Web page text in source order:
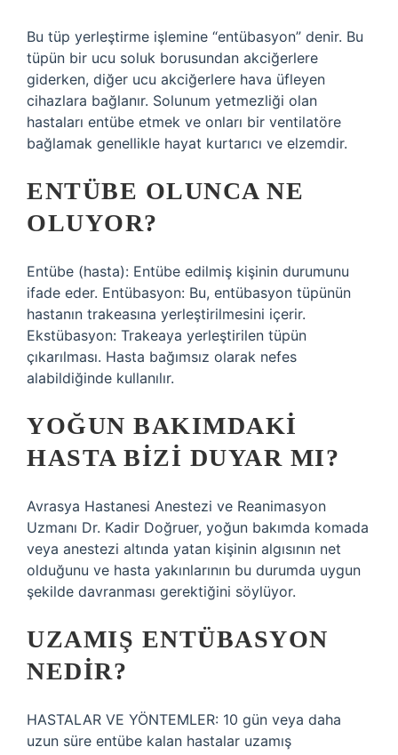
Bu tüp yerleştirme işlemine “entübasyon” denir. Bu
tüpün bir ucu soluk borusundan akciğerlere
giderken, diğer ucu akciğerlere hava üfleyen
cihazlara bağlanır. Solunum yetmezliği olan
hastaları entübe etmek ve onları bir ventilatöre
bağlamak genellikle hayat kurtarıcı ve elzemdir.
ENTÜBE OLUNCA NE
OLUYOR?
Entübe (hasta): Entübe edilmiş kişinin durumunu
ifade eder. Entübasyon: Bu, entübasyon tüpünün
hastanın trakeasına yerleştirilmesini içerir.
Ekstübasyon: Trakeaya yerleştirilen tüpün
çıkarılması. Hasta bağımsız olarak nefes
alabildiğinde kullanılır.
YOĞUN BAKIMDAKI
HASTA BIZI DUYAR MI?
Avrasya Hastanesi Anestezi ve Reanimasyon
Uzmanı Dr. Kadir Doğruer, yoğun bakımda komada
veya anestezi altında yatan kişinin algısının net
olduğunu ve hasta yakınlarının bu durumda uygun
şekilde davranması gerektiğini söylüyor.
UZAMIŞ ENTÜBASYON
NEDIR?
HASTALAR VE YÖNTEMLER: 10 gün veya daha
uzun süre entübe kalan hastalar uzamış